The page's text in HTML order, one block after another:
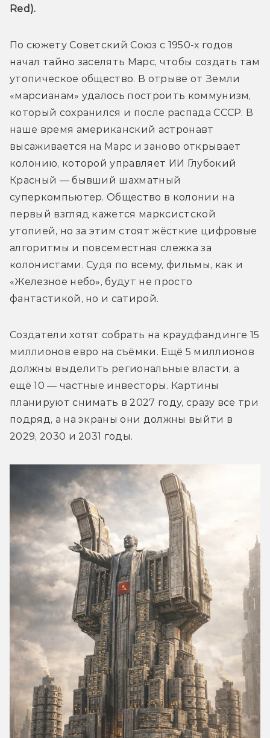
Red).
По сюжету Советский Союз с 1950-х годов
начал тайно заселять Марс, чтобы создать там
утопическое общество. В отрыве от Земли
«марсианам» удалось построить коммунизм,
который сохранился и после распада СССР. В
наше время американский астронавт
высаживается на Марс и заново открывает
колонию, которой управляет ИИ Глубокий
суперкомпьютер. Общество в колонии на
первый взгляд кажется марксистской
утопией, но за этим стоят жёсткие цифровые
алгоритмы и повсеместная слежка за
колонистами. Судя по всему, фильмы, как и
«Железное небо», будут не просто
фантастикой, но и сатирой.
Создатели хотят собрать на краудфандинге 15
миллионов евро на съёмки. Ещё 5 миллионов
должны выделить региональные власти, а
ещё 10 — частные инвесторы. Картины
планируют снимать в 2027 году, сразу все три
подряд, а на экраны они должны выйти в
2029, 2030 и 2031 годы.